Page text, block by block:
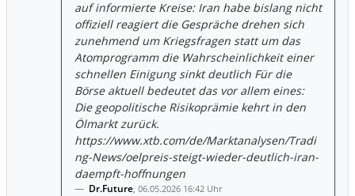
auf informierte Kreise: Iran habe bislang nicht
offiziell reagiert die Gespräche drehen sich
zunehmend um Kriegsfragen statt um das
Atomprogramm die Wahrscheinlichkeit einer
schnellen Einigung sinkt deutlich Für die
Börse aktuell bedeutet das vor allem eines:
Die geopolitische Risikoprämie kehrt in den
Ölmarkt zurück.
https://www.xtb.com/de/Marktanalysen/Tradi
ng-News/oelpreis-steigt-wieder-deutlich-iran-
daempft-hoffnungen
Dr.Future, 06.05.2026 16:42 Uhr